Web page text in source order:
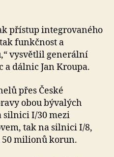
přístup integrovaného
funkčnost a
vysvětlil generální
dálnic Jan Kroupa.
přes České
obou bývalých
silnici I/30 mezi
tak na silnici I/8,
milionů korun.